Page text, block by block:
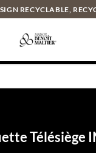
RECYCLABLE,
Télésiège